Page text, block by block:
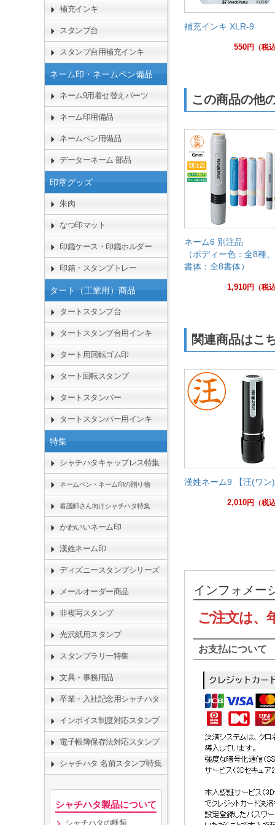
補充インキ XLR-9
550円 （税
この商品の他
ネーム6 別注品
（ボディー色：全8種、
書体：全8書体）
1,910円 （税
関連商品はこ
漢姓ネーム9 【汪(ワン
2,010円 （税
インフォメー
ご注文は、
お支払について
補充インキ
スタンプ台
スタンプ台用補充インキ
ネーム印・ネームペン備品
ネーム9用着せ替えパーツ
ネーム印用備品
ネームペン用備品
データーネーム 部品
印章グッズ
朱肉
なつ印マット
印鑑ケース・印鑑ホルダー
印箱・スタンプトレー
タート（工業用）商品
タートスタンプ台
タートスタンプ台用インキ
タート用回転ゴム印
タート回転スタンプ
タートスタンパー
タートスタンパー用インキ
特集
シャチハタキャップレス特集
ネームペン・ネーム印の贈り物
看護師さん向けシャチハタ特集
かわいいネーム印
漢姓ネーム印
ディズニースタンプシリーズ
メールオーダー商品
非複写スタンプ
光沢紙用スタンプ
スタンプラリー特集
文具・事務用品
卒業・入社記念用シャチハタ
インボイス制度対応スタンプ
電子帳簿保存法対応スタンプ
シャチハタ 名前スタンプ特集
シャチハタ製品について
シャチハタの種類